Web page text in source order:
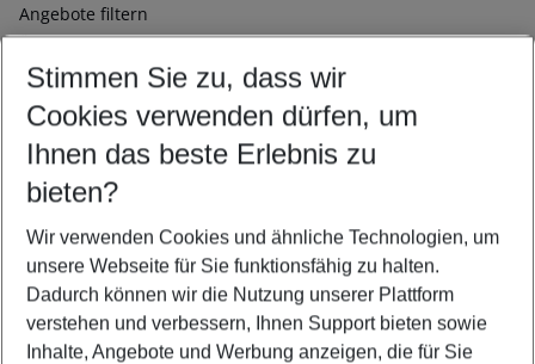
Angebote filtern
Ändern Sie Ihre Kriterien nach Ihren Wünschen
Abflughafen wählen
Beliebiger Abflughafen
Reisezeitraum wählen
11.08.26– 09.08.27 5-8 Nächte
2 Erwachsene Keine Kinder
Mehr Filter anzeigen
Stimmen Sie zu, dass wir
Cookies verwenden dürfen, um
Ihnen das beste Erlebnis zu
bieten?
Wir verwenden Cookies und ähnliche Technologien, um
unsere Webseite für Sie funktionsfähig zu halten.
Dadurch können wir die Nutzung unserer Plattform
verstehen und verbessern, Ihnen Support bieten sowie
Inhalte, Angebote und Werbung anzeigen, die für Sie